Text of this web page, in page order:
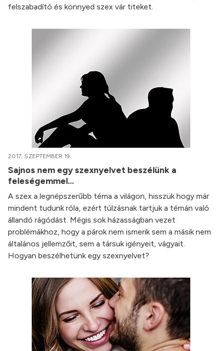
felszabadító és könnyed szex vár titeket.
2017. SZEPTEMBER 19.
Sajnos nem egy szexnyelvet beszélünk a
feleségemmel...
A szex a legnépszerűbb téma a világon, hisszük hogy már
mindent tudunk róla, ezért túlzásnak tartjuk a témán való
állandó rágódást. Mégis sok házasságban vezet
problémákhoz, hogy a párok nem ismerik sem a másik nem
általános jellemzőit, sem a társuk igényeit, vágyait.
Hogyan beszélhetünk egy szexnyelvet?